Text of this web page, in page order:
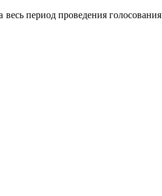
период проведения голосования